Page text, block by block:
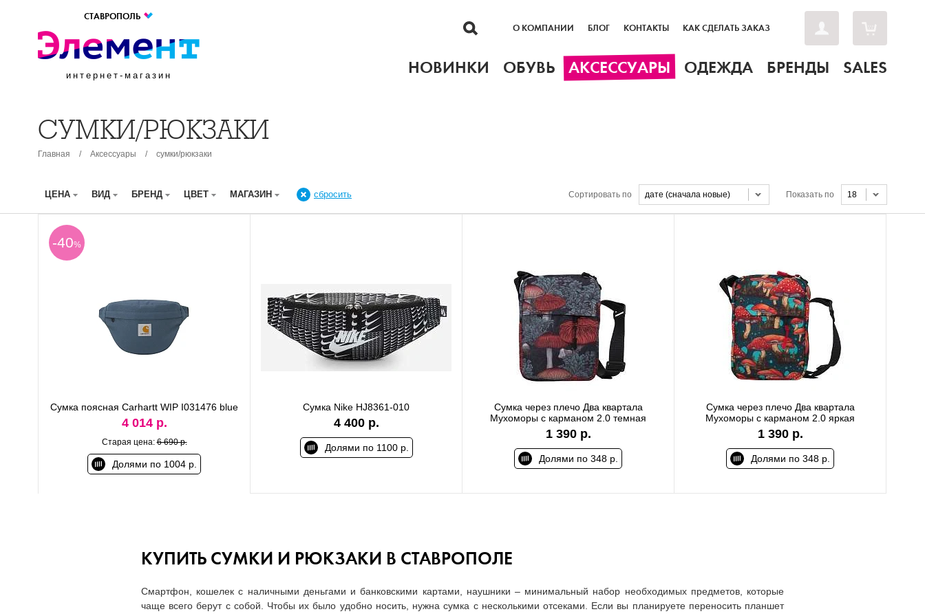
СТАВРОПОЛЬ
интернет-магазин
О КОМПАНИИ БЛОГ КОНТАКТЫ КАК СДЕЛАТЬ ЗАКАЗ
НОВИНКИ ОБУВЬ АКСЕССУАРЫ ОДЕЖДА БРЕНДЫ SALES
СУМКИ/РЮКЗАКИ
Главная / Аксессуары / сумки/рюкзаки
Показать по 18
Сортировать по дате (сначала новые)
ЦЕНА ВИД БРЕНД ЦВЕТ МАГАЗИН сбросить
-40%
Сумка поясная Carhartt WIP I031476 blue
4 014 р.
Старая цена:6 690 р.
Долями по 1004 р.
Сумка Nike HJ8361-010
4 400 р.
Долями по 1100 р.
Сумка через плечо Два квартала
Мухоморы с карманом 2.0 темная
1 390 р.
Долями по 348 р.
Сумка через плечо Два квартала
Мухоморы с карманом 2.0 яркая
1 390 р.
Долями по 348 р.
КУПИТЬ СУМКИ И РЮКЗАКИ В СТАВРОПОЛЕ
Смартфон, кошелек с наличными деньгами и банковскими картами, наушники – минимальный набор необходимых предметов, которые
чаще всего берут с собой. Чтобы их было удобно носить, нужна сумка с несколькими отсеками. Если вы планируете переносить планшет